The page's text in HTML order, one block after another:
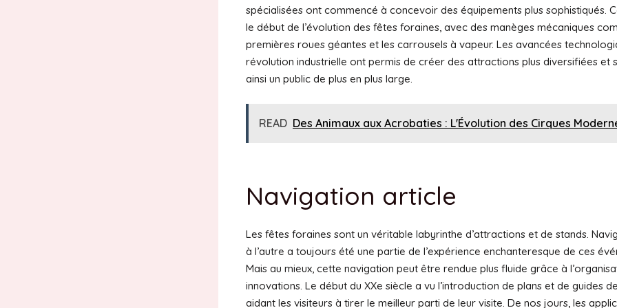
spécialisées ont commencé à concevoir des équipements plus sophistiqués.
le début de l’évolution des fêtes foraines, avec des manèges mécaniques
premières roues géantes et les carrousels à vapeur. Les avancées
révolution industrielle ont permis de créer des attractions plus diversifiées et
ainsi un public de plus en plus large.
READ Des Animaux aux Acrobaties : L'Évolution des Cirques
Navigation article
Les fêtes foraines sont un véritable labyrinthe d’attractions et de stands.
à l’autre a toujours été une partie de l’expérience enchanteresque de ces
Mais au mieux, cette navigation peut être rendue plus fluide grâce à
innovations. Le début du XXe siècle a vu l’introduction de plans et de guides
aidant les visiteurs à tirer le meilleur parti de leur visite. De nos jours, les